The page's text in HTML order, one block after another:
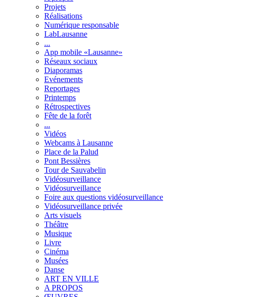
Projets
Réalisations
Numérique responsable
LabLausanne
...
App mobile «Lausanne»
Réseaux sociaux
Diaporamas
Evénements
Reportages
Printemps
Rétrospectives
Fête de la forêt
...
Vidéos
Webcams à Lausanne
Place de la Palud
Pont Bessières
Tour de Sauvabelin
Vidéosurveillance
Vidéosurveillance
Foire aux questions vidéosurveillance
Vidéosurveillance privée
Arts visuels
Théâtre
Musique
Livre
Cinéma
Musées
Danse
ART EN VILLE
A PROPOS